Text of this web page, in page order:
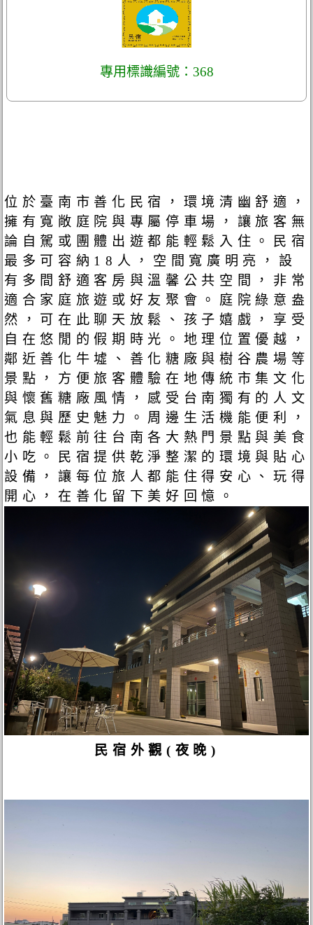
專用標識編號：368
位於臺南市善化民宿，環境清幽舒適，
擁有寬敞庭院與專屬停車場，讓旅客無
論自駕或團體出遊都能輕鬆入住。民宿
最多可容納18人，空間寬廣明亮，設
有多間舒適客房與溫馨公共空間，非常
適合家庭旅遊或好友聚會。庭院綠意盎
然，可在此聊天放鬆、孩子嬉戲，享受
自在悠閒的假期時光。地理位置優越，
鄰近善化牛墟、善化糖廠與樹谷農場等
景點，方便旅客體驗在地傳統市集文化
與懷舊糖廠風情，感受台南獨有的人文
氣息與歷史魅力。周邊生活機能便利，
也能輕鬆前往台南各大熱門景點與美食
小吃。民宿提供乾淨整潔的環境與貼心
設備，讓每位旅人都能住得安心、玩得
開心，在善化留下美好回憶。
民宿外觀(夜晚)